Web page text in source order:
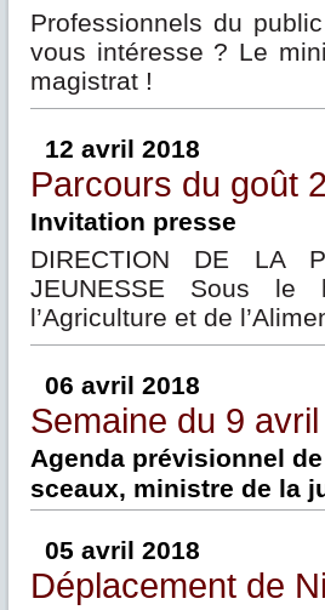
Professionnels du
vous intéresse ? Le
magistrat !
12 avril 2018
Parcours du goût
Invitation presse
DIRECTION DE LA
JEUNESSE Sous le
l’Agriculture et de
06 avril 2018
Semaine du 9
Agenda prévisionnel
sceaux, ministre de la
05 avril 2018
Déplacement de